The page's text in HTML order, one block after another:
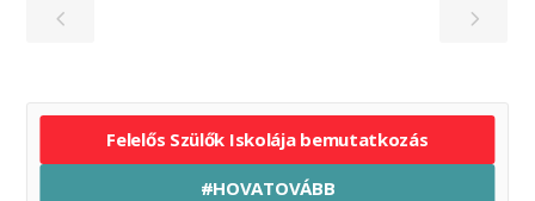
Felelős Szülők Iskolája bemutatkozás
#HOVATOVÁBB